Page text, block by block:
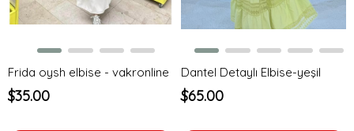
Frida oysh elbise - vakronline
$35.00
Dantel Detaylı Elbise-yeşil
$65.00